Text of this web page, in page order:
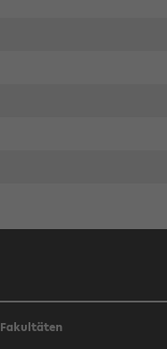
Fakultäten